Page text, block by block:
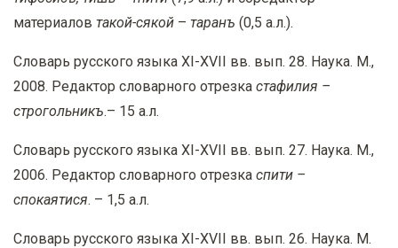
материалов такой-сякой – таранъ (0,5 а.л.).
Словарь русского языка XI-XVII вв. вып. 28. Наука. М.,
2008. Редактор словарного отрезка стафилия –
строгольникъ.– 15 а.л.
Словарь русского языка XI-XVII вв. вып. 27. Наука. М.,
2006. Редактор словарного отрезка спити –
спокаятися. – 1,5 а.л.
Словарь русского языка XI-XVII вв. вып. 26. Наука. М.